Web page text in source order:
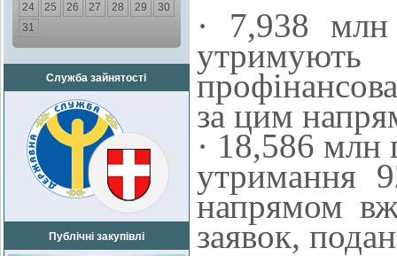
24
25 26 27 28 29
30
31
Служба зайнятості
Публічні закупівлі
· 7,938 млн
за цим
· 18,586 млн
утримання
напрямом
заявок,